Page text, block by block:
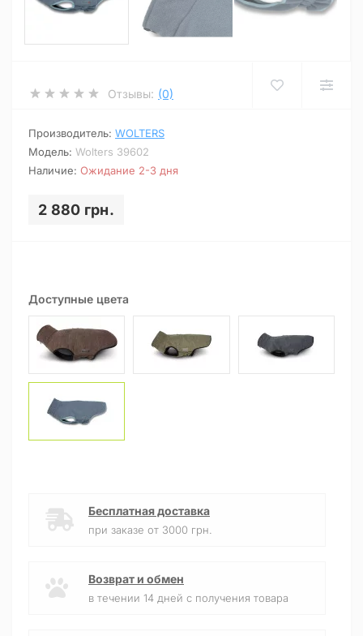
Отзывы: (0)
Производитель: WOLTERS
Модель: Wolters 39602
Наличие: Ожидание 2-3 дня
2 880 грн.
Доступные цвета
Бесплатная доставка
при заказе от 3000 грн.
Возврат и обмен
в течении 14 дней с получения товара